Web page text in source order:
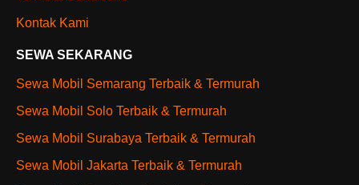
Kontak Kami
SEWA SEKARANG
Sewa Mobil Semarang Terbaik & Termurah
Sewa Mobil Solo Terbaik & Termurah
Sewa Mobil Surabaya Terbaik & Termurah
Sewa Mobil Jakarta Terbaik & Termurah